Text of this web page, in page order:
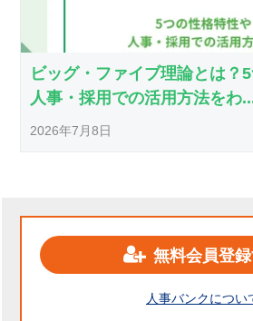
ビッグ・ファイブ理論とは？
人事・採用での活用方法をわ
2026年7月8日
無料会員登
人事バンクについ